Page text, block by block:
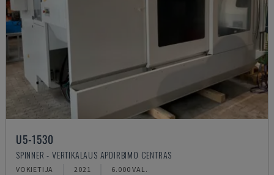
U5-1530
SPINNER - VERTIKALAUS APDIRBIMO CENTRAS
VOKIETIJA 2021 6.000 VAL.